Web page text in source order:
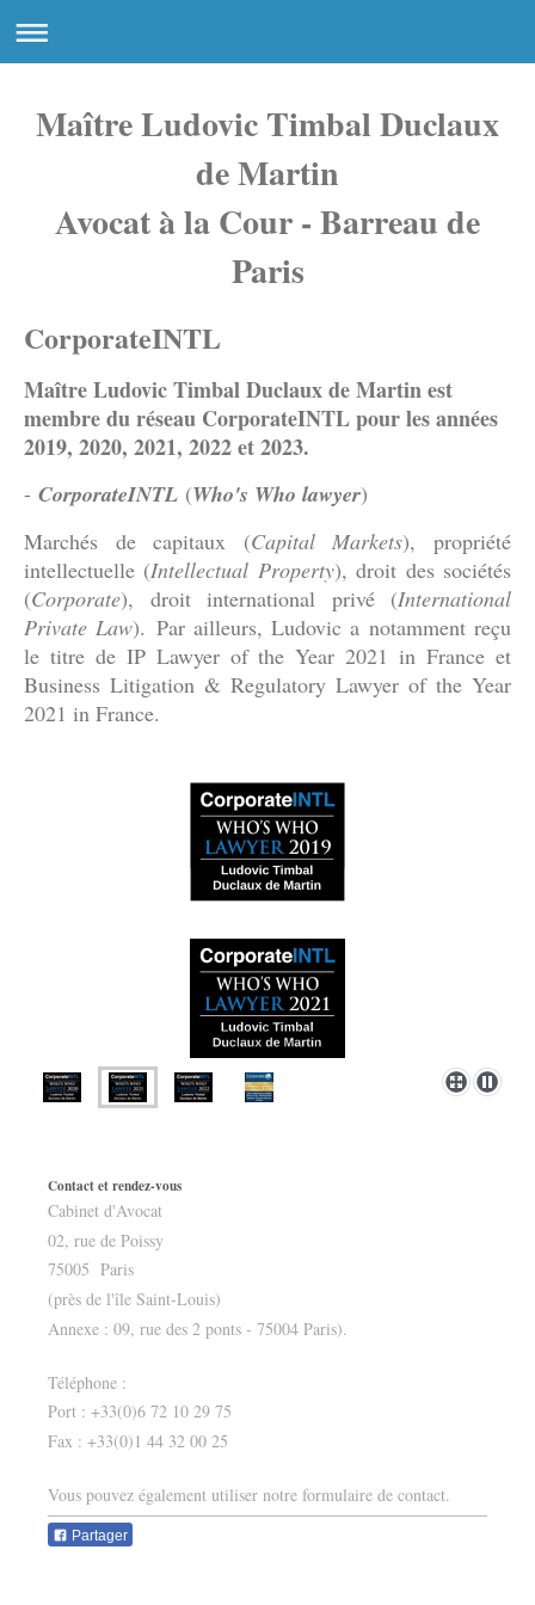
Maître Ludovic Timbal Duclaux
de Martin
Avocat à la Cour - Barreau de
Paris
CorporateINTL
Maître Ludovic Timbal Duclaux de Martin est
membre du réseau CorporateINTL pour les années
2019, 2020, 2021, 2022 et 2023.
- CorporateINTL (Who's Who lawyer)
Marchés de capitaux (Capital Markets), propriété
intellectuelle (Intellectual Property), droit des sociétés
(Corporate), droit international privé (International
Private Law). Par ailleurs, Ludovic a notamment reçu
le titre de IP Lawyer of the Year 2021 in France et
Business Litigation & Regulatory Lawyer of the Year
2021 in France.
Contact et rendez-vous
Cabinet d'Avocat
02, rue de Poissy
75005 Paris
(près de l'île Saint-Louis)
Annexe : 09, rue des 2 ponts - 75004 Paris).
Téléphone :
Port : +33(0)6 72 10 29 75
Fax : +33(0)1 44 32 00 25
Vous pouvez également utiliser notre formulaire de contact.
Partager